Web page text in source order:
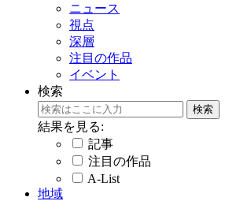
ニュース
視点
深層
注目の作品
イベント
検索
結果を見る:
記事
注目の作品
A-List
地域